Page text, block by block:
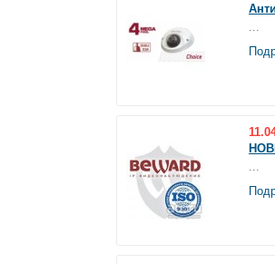
...
...